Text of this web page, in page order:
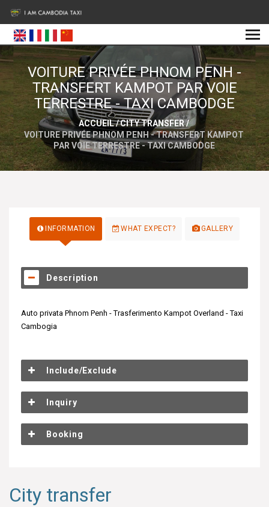
VOITURE PRIVÉE PHNOM PENH -
TRANSFERT KAMPOT PAR VOIE
TERRESTRE - TAXI CAMBODGE
ACCUEIL/CITY TRANSFER/
VOITURE PRIVÉE PHNOM PENH - TRANSFERT KAMPOT
PAR VOIE TERRESTRE - TAXI CAMBODGE
INFORMATION WHAT EXPECT? GALLERY
Description
Auto privata Phnom Penh - Trasferimento Kampot Overland - Taxi
Cambogia
Include/Exclude
Inquiry
Booking
City transfer